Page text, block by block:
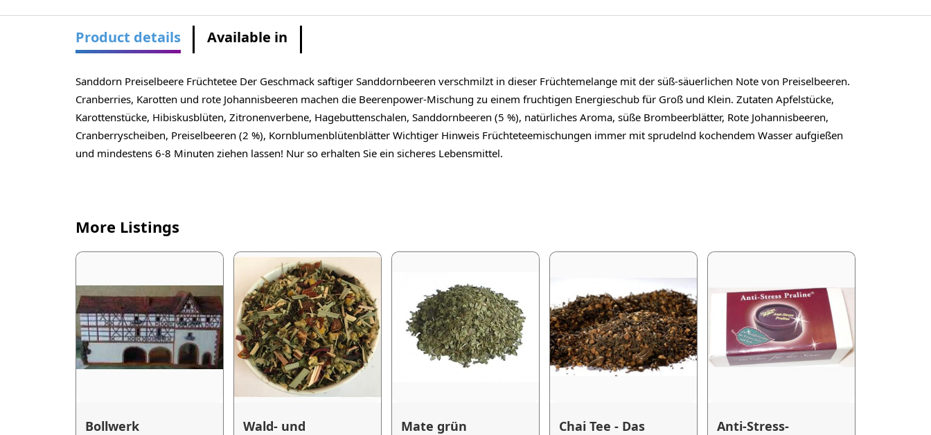
Product details Available in
Sanddorn Preiselbeere Früchtetee Der Geschmack saftiger Sanddornbeeren verschmilzt in dieser Früchtemelange mit der süß-säuerlichen Note von Preiselbeeren.
Cranberries, Karotten und rote Johannisbeeren machen die Beerenpower-Mischung zu einem fruchtigen Energieschub für Groß und Klein. Zutaten Apfelstücke,
Karottenstücke, Hibiskusblüten, Zitronenverbene, Hagebuttenschalen, Sanddornbeeren (5 %), natürliches Aroma, süße Brombeerblätter, Rote Johannisbeeren,
Cranberryscheiben, Preiselbeeren (2 %), Kornblumenblütenblätter Wichtiger Hinweis Früchteteemischungen immer mit sprudelnd kochendem Wasser aufgießen
und mindestens 6-8 Minuten ziehen lassen! Nur so erhalten Sie ein sicheres Lebensmittel.
More Listings
Bollwerk
Wald- und
Mate grün
Chai Tee - Das
Anti-Stress-